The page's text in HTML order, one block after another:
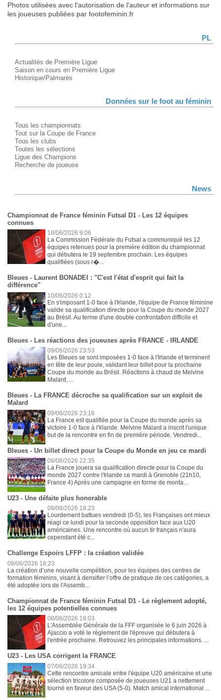
Photos utilisées avec l'autorisation de l'auteur et informations sur
les joueuses publiées par footofeminin.fr
PL
Actualités de Première Ligue
Saison en cours en Première Ligue
Historique/Palmarès
Données sur le foot au féminin
Tous les championnats
Tout sur la Coupe de France
Tous les clubs
Toutes les sélections
Ligue des Champions
Recherche de joueuse
News
Championnat de France féminin Futsal D1 - Les 12 équipes
connues
18/06/2026 9:06
La Commission Fédérale du Futsal a communiqué les 12
équipes retenues pour la première édition du championnat
qui débutera le 19 septembre prochain. Les équipes
qualifiées (sous r�...
Bleues - Laurent BONADEI : "C'est l'état d'esprit qui fait la
différence"
10/06/2026 0:12
En s'imposant 1-0 face à l'Irlande, l'équipe de France féminine
valide sa qualification directe pour la Coupe du monde 2027
au Brésil. Au terme d'une double confrontation difficile et
d'une...
Bleues - Les réactions des joueuses après FRANCE - IRLANDE
09/06/2026 23:53
Les Bleues se sont imposées 1-0 face à l'Irlande et terminent
en tête de leur poule, validant leur billet pour la prochaine
Coupe du monde au Brésil. Réactions à chaud de Melvine
Malard, ...
Bleues - La FRANCE décroche sa qualification sur un exploit de
Malard
09/06/2026 23:16
La France est qualifiée pour la Coupe du monde après sa
victoire 1-0 face à l'Irlande. Melvine Malard a inscrit l'unique
but de la rencontre en fin de première période. Vendredi...
Bleues - Un billet direct pour la Coupe du Monde en jeu ce mardi
08/06/2026 22:35
La France jouera sa qualification directe pour la Coupe du
monde 2027 contre l'Irlande ce mardi à Grenoble (21h10,
France 4) Après une campagne en forme de monta...
U23 - Une défaite plus honorable
08/06/2026 18:23
Lourdement battues vendredi (0-5), les Françaises ont mieux
réagi ce lundi pour la seconde opposition face aux U20
américaines. Une rencontre où aucun tir français n'aura
cependant été c...
Challenge Espoirs LFFP : la création validée
08/06/2026 18:23
La création d’une nouvelle compétition, pour les équipes des centres de
formation féminins, visant à densifier l’offre de pratique de ces catégories, a
été adoptée lors de l'Assemb...
Championnat de France féminin Futsal D1 - Le règlement adopté,
les 12 équipes potentielles connues
08/06/2026 18:03
L'Assemblée Générale de la FFF organisée le 6 juin 2026 à
Ajaccio a voté le règlement de l'épreuve qui débutera à
l'entrée prochaine. Retrouvez les principales informations. ...
U23 - Les USA corrigent la FRANCE
07/06/2026 19:34
Cette rencontre amicale entre l'équipe U20 américaine et une
sélection tricolore composée de joueuses U21 a nettement
tourné en faveur des USA (5-0). Match amical international ...